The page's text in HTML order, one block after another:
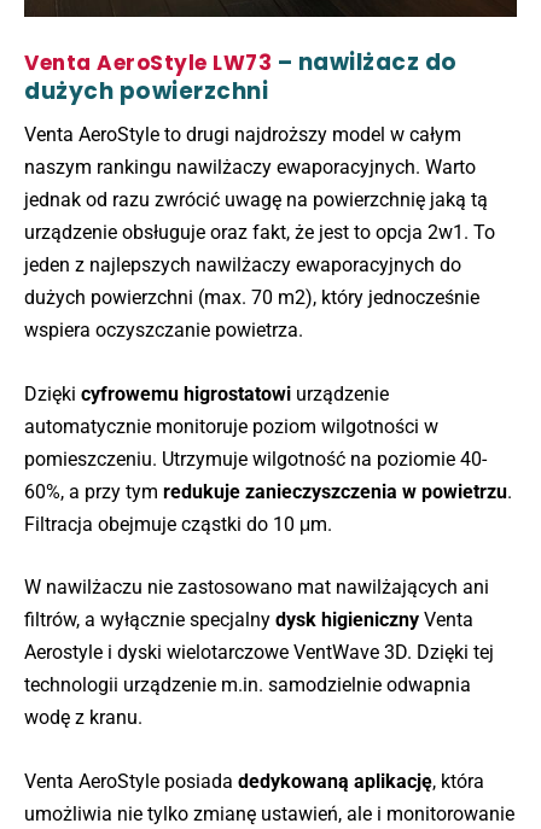
Venta AeroStyle LW73 – nawilżacz do
dużych powierzchni
Venta AeroStyle to drugi najdroższy model w całym
naszym rankingu nawilżaczy ewaporacyjnych. Warto
jednak od razu zwrócić uwagę na powierzchnię jaką tą
urządzenie obsługuje oraz fakt, że jest to opcja 2w1. To
jeden z najlepszych nawilżaczy ewaporacyjnych do
dużych powierzchni (max. 70 m2), który jednocześnie
wspiera oczyszczanie powietrza.
Dzięki cyfrowemu higrostatowi urządzenie
automatycznie monitoruje poziom wilgotności w
pomieszczeniu. Utrzymuje wilgotność na poziomie 40-
60%, a przy tym redukuje zanieczyszczenia w powietrzu.
Filtracja obejmuje cząstki do 10 μm.
W nawilżaczu nie zastosowano mat nawilżających ani
filtrów, a wyłącznie specjalny dysk higieniczny Venta
Aerostyle i dyski wielotarczowe VentWave 3D. Dzięki tej
technologii urządzenie m.in. samodzielnie odwapnia
wodę z kranu.
Venta AeroStyle posiada dedykowaną aplikację, która
umożliwia nie tylko zmianę ustawień, ale i monitorowanie